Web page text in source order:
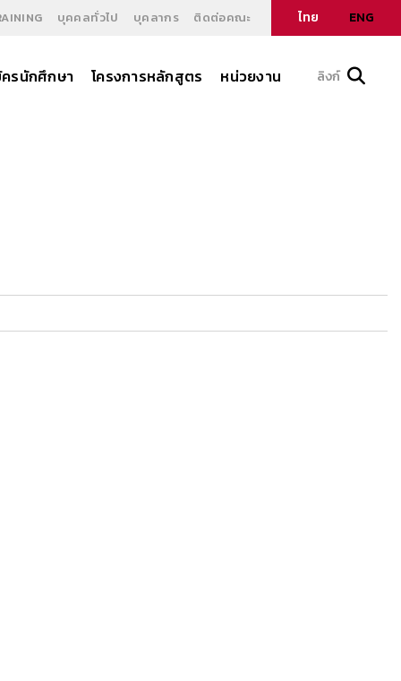
บุคคลทั่วไป บุคลากร ติดต่อคณะ ไทย ENG
รนักศึกษา โครงการหลักสูตร หน่วยงาน ลิงก์